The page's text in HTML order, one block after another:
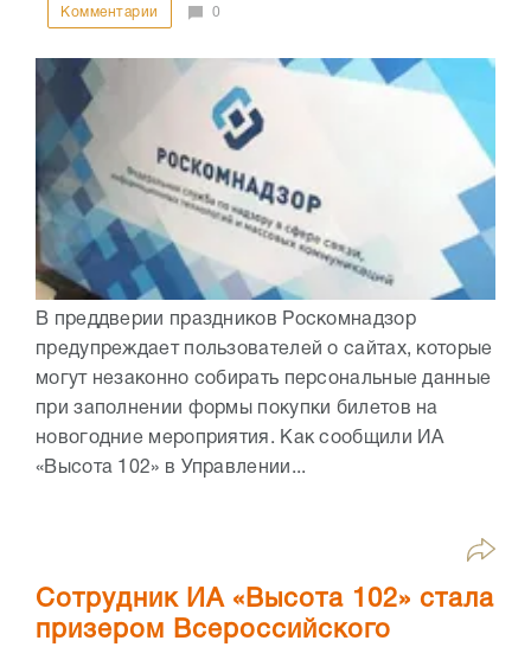
Комментарии 0
В преддверии праздников Роскомнадзор
предупреждает пользователей о сайтах, которые
могут незаконно собирать персональные данные
при заполнении формы покупки билетов на
новогодние мероприятия. Как сообщили ИА
«Высота 102» в Управлении...
Сотрудник ИА «Высота 102» стала
призером Всероссийского